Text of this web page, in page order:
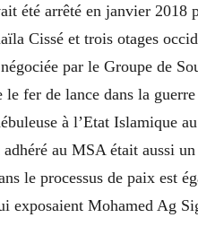
été arrêté en janvier 2018
Cissé et trois otages
par le Groupe de
fer de lance dans la
à l’Etat Islamique
au MSA était aussi
le processus de paix est
exposaient Mohamed Ag